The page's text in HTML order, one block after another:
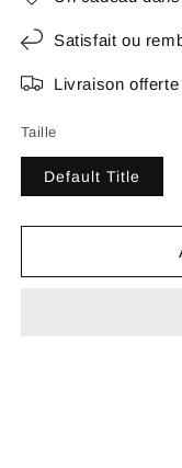
Satisfait ou
Livraison
Taille
Default Title